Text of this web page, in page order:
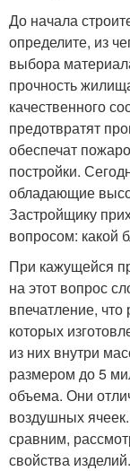
До начала
определите, из
выбора
прочность
качественного
предотвратят
обеспечат
постройки.
обладающие
Застройщику
вопросом: какой
При кажущейся
на этот вопрос
впечатление, что
которых
из них внутри
размером до 5
объема. Они
воздушных
сравним,
свойства изделий.